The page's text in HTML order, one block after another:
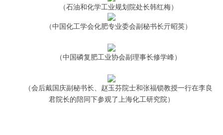
（石油和化学工业规划院处长韩红梅）
（中国化工学会化肥专业委会副秘书长亓昭英）
（中国磷复肥工业协会副理事长修学峰）
（会后戴国庆副秘书长、赵玉芬院士和张福锁教授一行在李良
君院长的陪同下参观了上海化工研究院）